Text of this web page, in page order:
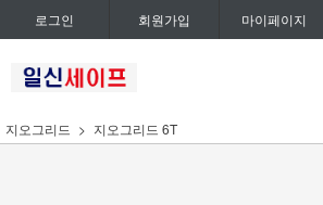
로그인 회원가입 마이페이지
지오그리드 지오그리드 6T